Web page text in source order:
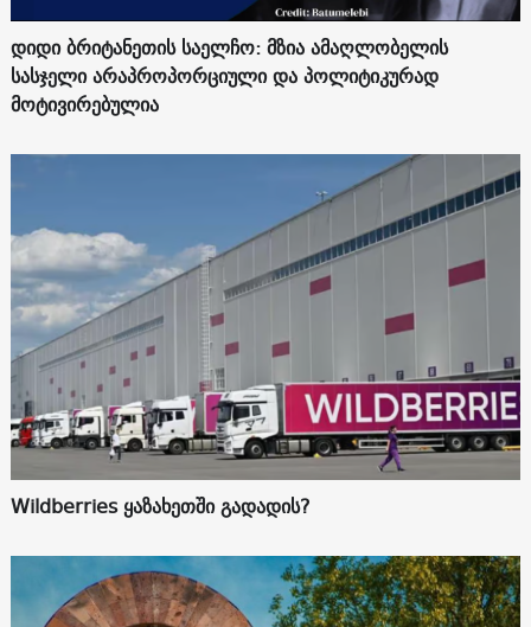
დიდი ბრიტანეთის საელჩო: მზია ამაღლობელის
სასჯელი არაპროპორციული და პოლიტიკურად
მოტივირებულია
Wildberries ყაზახეთში გადადის?